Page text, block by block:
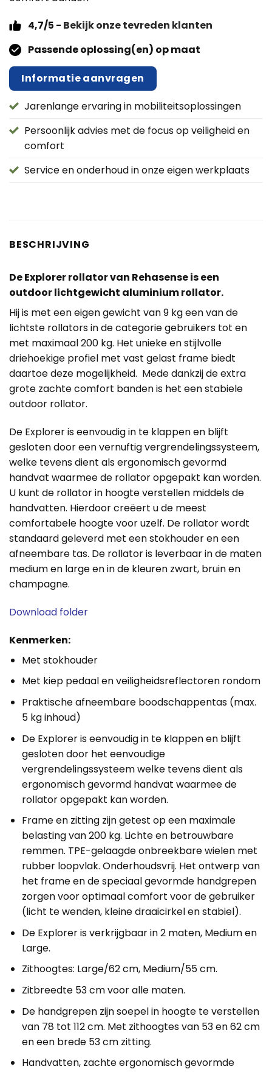
4,7/5 - Bekijk onze tevreden klanten
Passende oplossing(en) op maat
Informatie aanvragen
Jarenlange ervaring in mobiliteitsoplossingen
Persoonlijk advies met de focus op veiligheid en
comfort
Service en onderhoud in onze eigen werkplaats
BESCHRIJVING
De Explorer rollator van Rehasense is een
outdoor lichtgewicht aluminium rollator.
Hij is met een eigen gewicht van 9 kg een van de
lichtste rollators in de categorie gebruikers tot en
met maximaal 200 kg. Het unieke en stijlvolle
driehoekige profiel met vast gelast frame biedt
daartoe deze mogelijkheid. Mede dankzij de extra
grote zachte comfort banden is het een stabiele
outdoor rollator.
De Explorer is eenvoudig in te klappen en blijft
gesloten door een vernuftig vergrendelingssysteem,
welke tevens dient als ergonomisch gevormd
handvat waarmee de rollator opgepakt kan worden.
U kunt de rollator in hoogte verstellen middels de
handvatten. Hierdoor creëert u de meest
comfortabele hoogte voor uzelf. De rollator wordt
standaard geleverd met een stokhouder en een
afneembare tas. De rollator is leverbaar in de maten
medium en large en in de kleuren zwart, bruin en
champagne.
Download folder
Kenmerken:
Met stokhouder
Met kiep pedaal en veiligheidsreflectoren rondom
Praktische afneembare boodschappentas (max.
5 kg inhoud)
De Explorer is eenvoudig in te klappen en blijft
gesloten door het eenvoudige
vergrendelingssysteem welke tevens dient als
ergonomisch gevormd handvat waarmee de
rollator opgepakt kan worden.
Frame en zitting zijn getest op een maximale
belasting van 200 kg. Lichte en betrouwbare
remmen. TPE-gelaagde onbreekbare wielen met
rubber loopvlak. Onderhoudsvrij. Het ontwerp van
het frame en de speciaal gevormde handgrepen
zorgen voor optimaal comfort voor de gebruiker
(licht te wenden, kleine draaicirkel en stabiel).
De Explorer is verkrijgbaar in 2 maten, Medium en
Large.
Zithoogtes: Large/62 cm, Medium/55 cm.
Zitbreedte 53 cm voor alle maten.
De handgrepen zijn soepel in hoogte te verstellen
van 78 tot 112 cm. Met zithoogtes van 53 en 62 cm
en een brede 53 cm zitting.
Handvatten, zachte ergonomisch gevormde